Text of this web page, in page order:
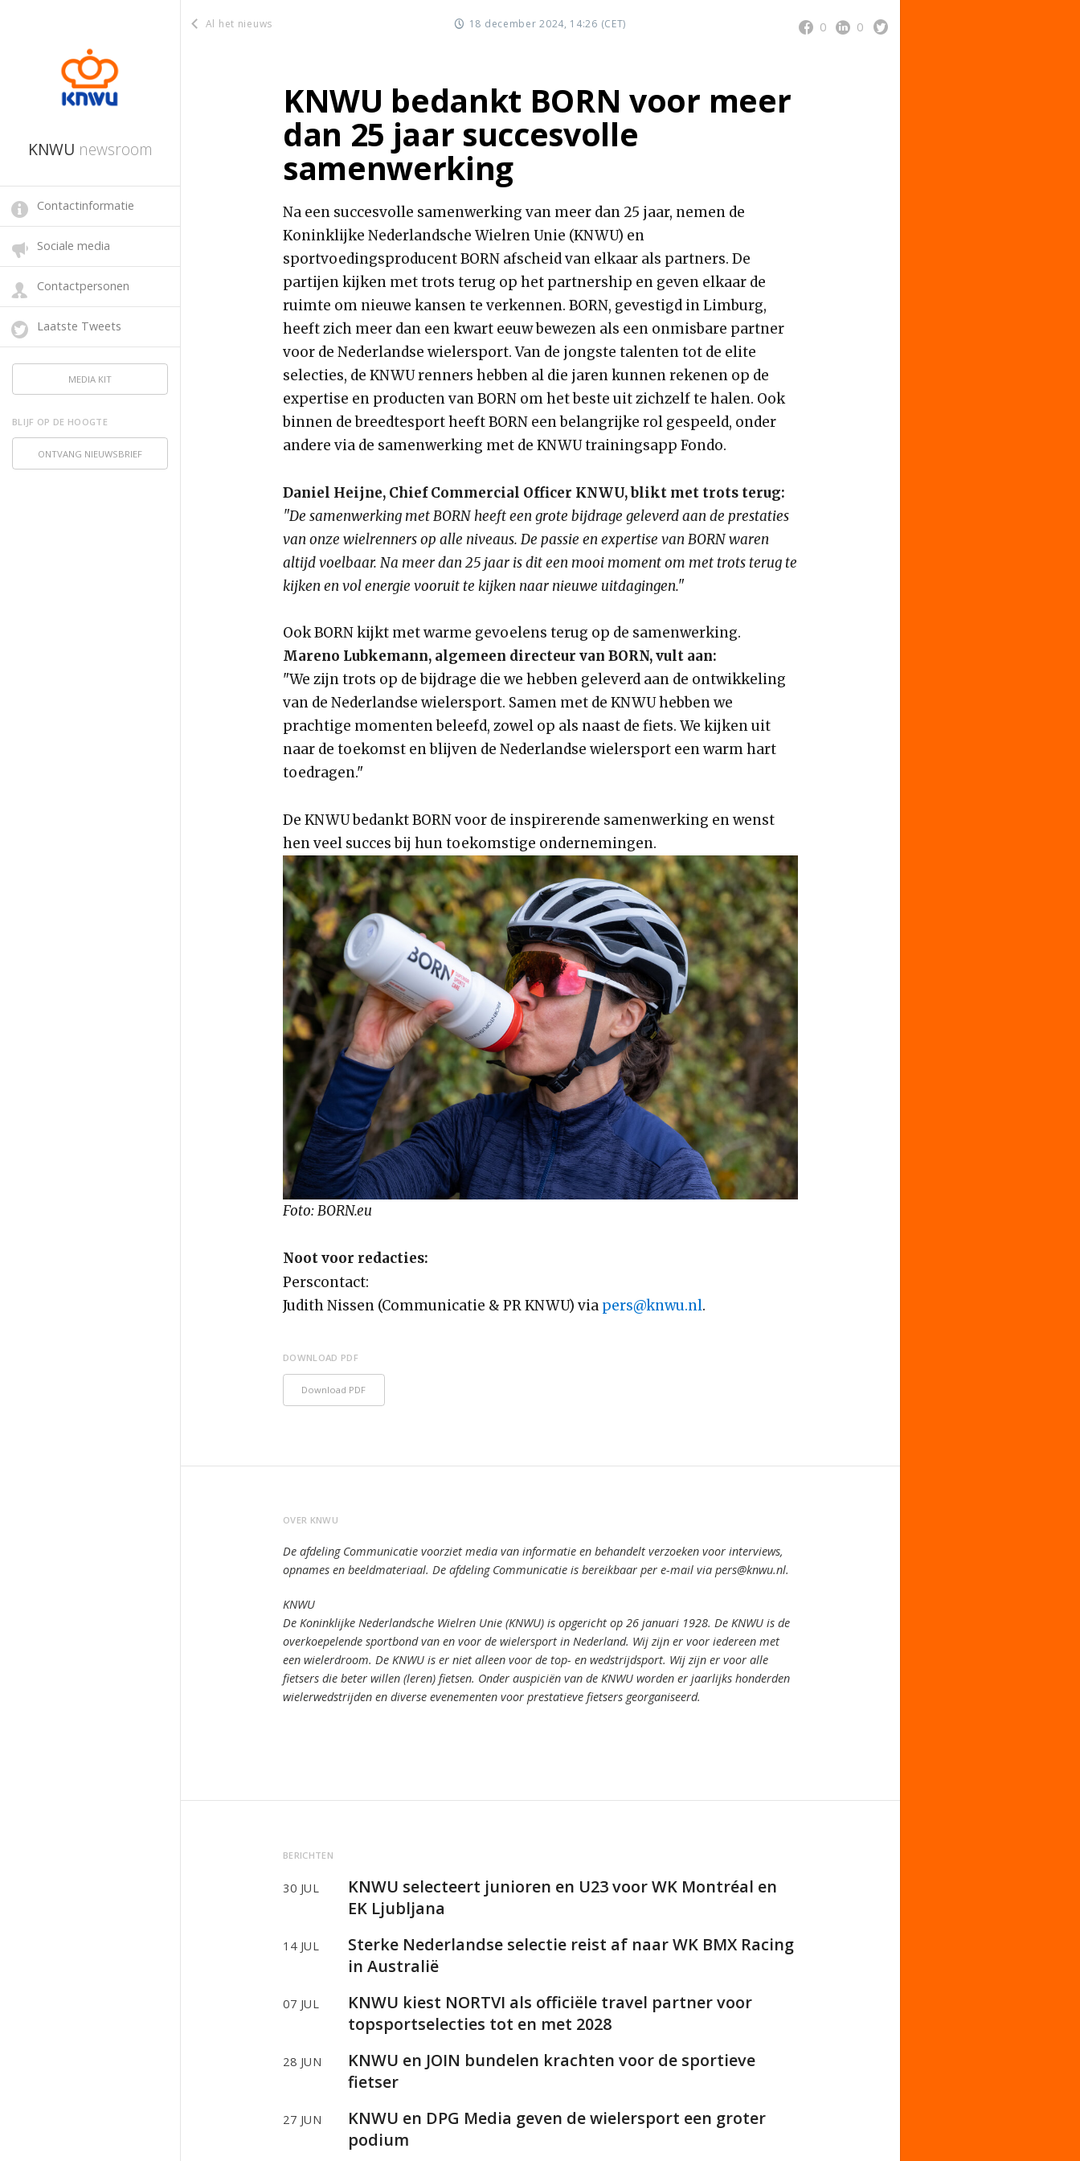
Al het nieuws 18 december 2024, 14:26 (CET) 0
0
KNWU bedankt BORN voor meer
dan 25 jaar succesvolle
samenwerking
Na een succesvolle samenwerking van meer dan 25 jaar, nemen de
Koninklijke Nederlandsche Wielren Unie (KNWU) en
sportvoedingsproducent BORN afscheid van elkaar als partners. De
partijen kijken met trots terug op het partnership en geven elkaar de
ruimte om nieuwe kansen te verkennen. BORN, gevestigd in Limburg,
heeft zich meer dan een kwart eeuw bewezen als een onmisbare partner
voor de Nederlandse wielersport. Van de jongste talenten tot de elite
selecties, de KNWU renners hebben al die jaren kunnen rekenen op de
expertise en producten van BORN om het beste uit zichzelf te halen. Ook
binnen de breedtesport heeft BORN een belangrijke rol gespeeld, onder
andere via de samenwerking met de KNWU trainingsapp Fondo.
Daniel Heijne, Chief Commercial Officer KNWU, blikt met trots terug:
"De samenwerking met BORN heeft een grote bijdrage geleverd aan de prestaties
van onze wielrenners op alle niveaus. De passie en expertise van BORN waren
altijd voelbaar. Na meer dan 25 jaar is dit een mooi moment om met trots terug te
kijken en vol energie vooruit te kijken naar nieuwe uitdagingen."
Ook BORN kijkt met warme gevoelens terug op de samenwerking.
Mareno Lubkemann, algemeen directeur van BORN, vult aan:
"We zijn trots op de bijdrage die we hebben geleverd aan de ontwikkeling
van de Nederlandse wielersport. Samen met de KNWU hebben we
prachtige momenten beleefd, zowel op als naast de fiets. We kijken uit
naar de toekomst en blijven de Nederlandse wielersport een warm hart
toedragen."
De KNWU bedankt BORN voor de inspirerende samenwerking en wenst
hen veel succes bij hun toekomstige ondernemingen.
Foto: BORN.eu
Noot voor redacties:
Perscontact:
Judith Nissen (Communicatie & PR KNWU) via pers@knwu.nl.
DOWNLOAD PDF
Download PDF
OVER KNWU
De afdeling Communicatie voorziet media van informatie en behandelt verzoeken voor interviews,
opnames en beeldmateriaal. De afdeling Communicatie is bereikbaar per e-mail via pers@knwu.nl.
KNWU
De Koninklijke Nederlandsche Wielren Unie (KNWU) is opgericht op 26 januari 1928. De KNWU is de
overkoepelende sportbond van en voor de wielersport in Nederland. Wij zijn er voor iedereen met
een wielerdroom. De KNWU is er niet alleen voor de top- en wedstrijdsport. Wij zijn ervoor alle
fietsers die beter willen (leren) fietsen. Onder auspiciën van de KNWU worden er jaarlijks honderden
wielerwedstrijden en diverse evenementen voor prestatieve fietsers georganiseerd.
BERICHTEN
30 JUL
KNWU selecteert junioren en U23 voor WK Montréal en
EK Ljubljana
14 JUL
Sterke Nederlandse selectie reist af naar WK BMX Racing
in Australië
07 JUL
KNWU kiest NORTVI als officiële travel partner voor
topsportselecties tot en met 2028
28 JUN
KNWU en JOIN bundelen krachten voor de sportieve
fietser
27 JUN
KNWU en DPG Media geven de wielersport een groter
podium
KNWU newsroom
Contactinformatie
Sociale media
Contactpersonen
Laatste Tweets
MEDIA KIT
BLIJF OP DE HOOGTE
ONTVANG NIEUWSBRIEF